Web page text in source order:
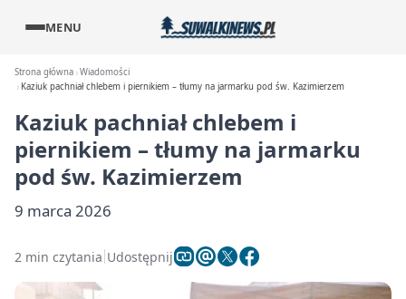
MENU
Strona główna Wiadomości
Kaziuk pachniał chlebem i piernikiem – tłumy na jarmarku pod św. Kazimierzem
Kaziuk pachniał chlebem i
piernikiem – tłumy na jarmarku
pod św. Kazimierzem
9 marca 2026
2 min czytania Udostępnij